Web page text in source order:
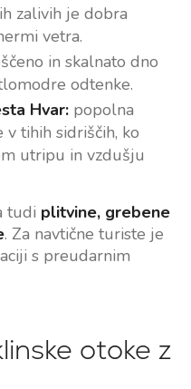
zalivih je dobra
vetra.
in skalnato dno
odtenke.
Hvar:popolna
v tihih sidriščih, ko
utripu in vzdušju
tudi plitvine, grebene
. Za navtične turiste je
s preudarnim
otoke z